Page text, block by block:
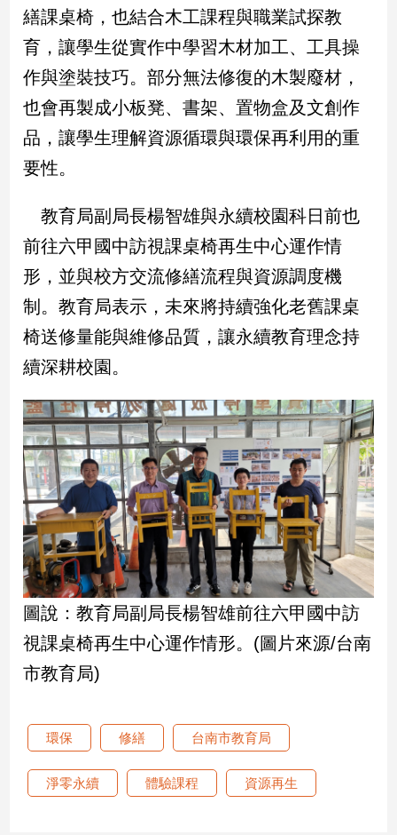
娛
樂
娛
星
聞
行/
尚
追
生
建
築/
室
內
設
計
旅
遊/
美
食
星
座/
命
理
費
健
康/
親
繕課桌椅，也結合木工課程與職業試探教
育，讓學生從實作中學習木材加工、工具操
作與塗裝技巧。部分無法修復的木製廢材，
也會再製成小板凳、書架、置物盒及文創作
品，讓學生理解資源循環與環保再利用的重
要性。
教育局副局長楊智雄與永續校園科日前也
前往六甲國中訪視課桌椅再生中心運作情
形，並與校方交流修繕流程與資源調度機
制。教育局表示，未來將持續強化老舊課桌
椅送修量能與維修品質，讓永續教育理念持
續深耕校園。
圖說：教育局副局長楊智雄前往六甲國中訪
視課桌椅再生中心運作情形。(圖片來源/台南
市教育局)
環保 修繕 台南市教育局
淨零永續 體驗課程 資源再生